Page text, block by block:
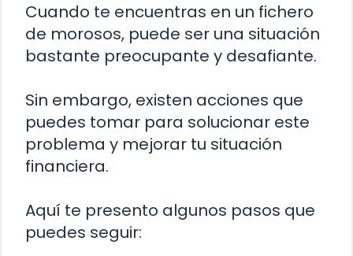
Cuando te encuentras en un fichero
de morosos, puede ser una situación
bastante preocupante y desafiante.
Sin embargo, existen acciones que
puedes tomar para solucionar este
problema y mejorar tu situación
financiera.
Aquí te presento algunos pasos que
puedes seguir: